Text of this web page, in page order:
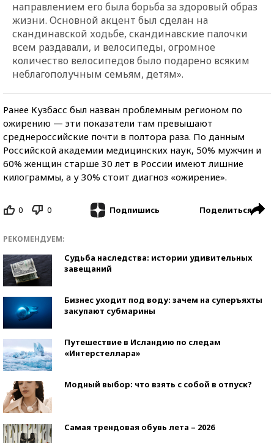
направлением его была борьба за здоровый образ
жизни. Основной акцент был сделан на
скандинавской ходьбе, скандинавские палочки
всем раздавали, и велосипеды, огромное
количество велосипедов было подарено всяким
неблагополучным семьям, детям».
Ранее Кузбасс был назван проблемным регионом по
ожирению — эти показатели там превышают
среднероссийские почти в полтора раза. По данным
Российской академии медицинских наук, 50% мужчин и
60% женщин старше 30 лет в России имеют лишние
килограммы, а у 30% стоит диагноз «ожирение».
0 0 Подпишись Поделиться
РЕКОМЕНДУЕМ:
Судьба наследства: истории удивительных
завещаний
Бизнес уходит под воду: зачем на суперъяхты
закупают субмарины
Путешествие в Исландию по следам
«Интерстеллара»
Модный выбор: что взять с собой в отпуск?
Самая трендовая обувь лета – 2026